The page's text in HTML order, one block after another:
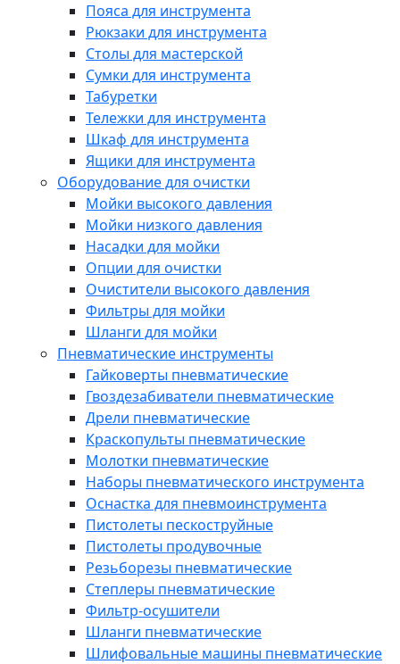
Пояса для инструмента
Рюкзаки для инструмента
Столы для мастерской
Сумки для инструмента
Табуретки
Тележки для инструмента
Шкаф для инструмента
Ящики для инструмента
Оборудование для очистки
Мойки высокого давления
Мойки низкого давления
Насадки для мойки
Опции для очистки
Очистители высокого давления
Фильтры для мойки
Шланги для мойки
Пневматические инструменты
Гайковерты пневматические
Гвоздезабиватели пневматические
Дрели пневматические
Краскопульты пневматические
Молотки пневматические
Наборы пневматического инструмента
Оснастка для пневмоинструмента
Пистолеты пескоструйные
Пистолеты продувочные
Резьборезы пневматические
Степлеры пневматические
Фильтр-осушители
Шланги пневматические
Шлифовальные машины пневматические